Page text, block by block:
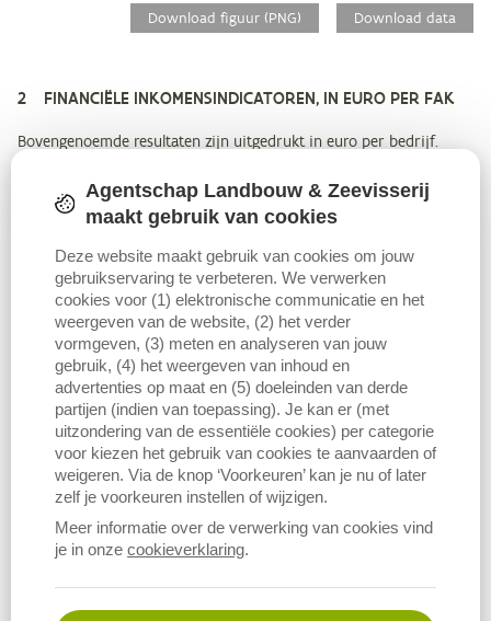
Download figuur (PNG) Download data
2 FINANCIËLE INKOMENSINDICATOREN, IN EURO PER FAK
Bovengenoemde resultaten zijn uitgedrukt in euro per bedrijf.
verplichtingen kan nakomen en of die een levensvatbaar inkomen
oplevert, is het echter van belang ook het aantal familiale
groot verschil uit of één of meer dan één persoon een inkomen
moet halen uit die cashflow, bijvoorbeeld in het geval van
samenuitbating. De vraag is eveneens of de cashflow dient als
enige inkomen voor het hele gezin of dat er naast het inkomen uit
het bedrijf nog een aanvullend inkomen is door buitenshuis te
werken. Dit is hier niet meegenomen.
De financiële inkomensindicatoren uitgedrukt per FAK vertonen
hetzelfde patroon als de resultaten in euro per bedrijf. De
cashflow voor financieringslastper FAK voor de bedrijven met
openluchtgroenten schommelt in de periode 2012-2024 van
minimaal 35.300 euro in 2013 tot maximaal 114.300 euro per FAK in
Agentschap Landbouw & Zeevisserij
maakt gebruik van cookies
Deze website maakt gebruik van cookies om jouw
gebruikservaring te verbeteren. We verwerken
cookies voor (1) elektronische communicatie en het
weergeven van de website, (2) het verder
vormgeven, (3) meten en analyseren van jouw
gebruik, (4) het weergeven van inhoud en
advertenties op maat en (5) doeleinden van derde
partijen (indien van toepassing). Je kan er (met
uitzondering van de essentiële cookies) per categorie
voor kiezen het gebruik van cookies te aanvaarden of
weigeren. Via de knop ‘Voorkeuren’ kan je nu of later
zelf je voorkeuren instellen of wijzigen.
Meer informatie over de verwerking van cookies vind
je in onze cookieverklaring.